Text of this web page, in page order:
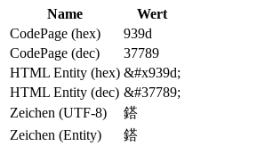
Name
Wert
CodePage (hex)
939d
CodePage (dec)
37789
HTML Entity (hex) &#x939d;
HTML Entity (dec) &#37789;
Zeichen (UTF-8)
鎝
Zeichen (Entity)
鎝